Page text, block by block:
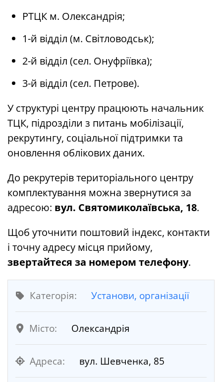
РТЦК м. Олександрія;
1-й відділ (м. Світловодськ);
2-й відділ (сел. Онуфріївка);
3-й відділ (сел. Петрове).
У структурі центру працюють начальник
ТЦК, підрозділи з питань мобілізації,
рекрутингу, соціальної підтримки та
оновлення облікових даних.
До рекрутерів територіального центру
комплектування можна звернутися за
адресою: вул. Святомиколаївська, 18.
Щоб уточнити поштовий індекс, контакти
і точну адресу місця прийому,
звертайтеся за номером телефону.
Категорія: Установи, організації
Місто: Олександрія
Адреса: вул. Шевченка, 85